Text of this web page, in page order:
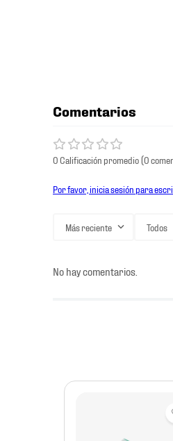
Comentarios
0 Calificación promedio(0
Por favor, inicia sesión para
Más reciente Todos
No hay comentarios.